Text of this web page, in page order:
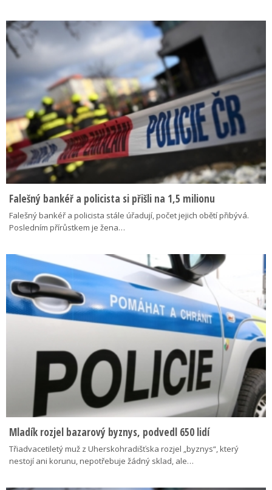
Falešný bankéř a policista si přišli na 1,5 milionu
Falešný bankéř a policista stále úřadují, počet jejich obětí přibývá.
Posledním přírůstkem je žena…
Mladík rozjel bazarový byznys, podvedl 650 lidí
Třiadvacetiletý muž z Uherskohradišťska rozjel „byznys“, který
nestojí ani korunu, nepotřebuje žádný sklad, ale…